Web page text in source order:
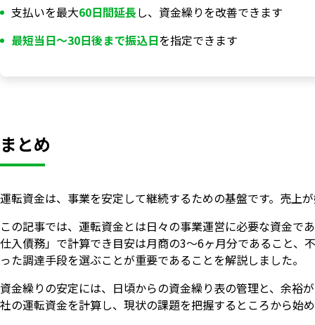
支払いを最大60日間延長し、資金繰りを改善できます
最短当日〜30日後まで振込日を指定できます
まとめ
運転資金は、事業を安定して継続するための基盤です。売上
この記事では、運転資金とは日々の事業運営に必要な資金で
仕入債務」で計算でき目安は月商の3〜6ヶ月分であること、
った調達手段を選ぶことが重要であることを解説しました。
資金繰りの安定には、日頃からの資金繰り表の管理と、余裕
社の運転資金を計算し、現状の課題を把握するところから始